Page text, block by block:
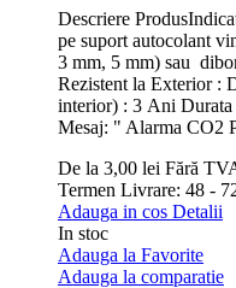
Descriere
pe suport autocolant
3 mm, 5 mm) sau
Rezistent la Exterior :
interior) : 3 Ani Durata
Mesaj: " Alarma CO2
De la 3,00 lei Fără
Termen Livrare: 48 -
Adauga in cos Detalii
In stoc
Adauga la Favorite
Adauga la comparatie